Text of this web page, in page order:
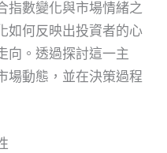
指數變化與市場情緒之
如何反映出投資者的心
向。透過探討這一主
場動態，並在決策過程